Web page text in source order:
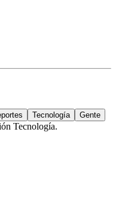
Tecnología Gente
Tecnología.